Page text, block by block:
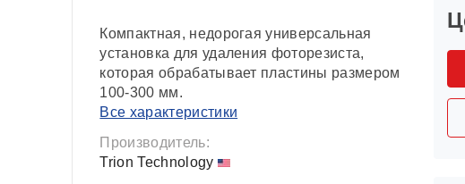
Компактная, недорогая универсальная
установка для удаления фоторезиста,
которая обрабатывает пластины размером
100-300 мм.
Все характеристики
Производитель:
Trion Technology